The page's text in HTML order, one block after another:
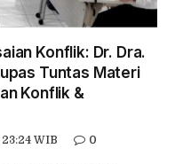
Konflik: Dr. Dra.
Tuntas Materi
Konflik &
WIB 0